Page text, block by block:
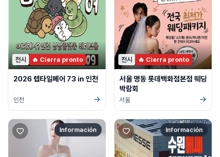
전시 🔥 Cierra pronto
2026 렙타일페어 73 in 인천
인천 →
전시 🔥 Cierra pronto
서울 명동 롯데백화점본점 웨딩
박람회
서울 →
Información Información